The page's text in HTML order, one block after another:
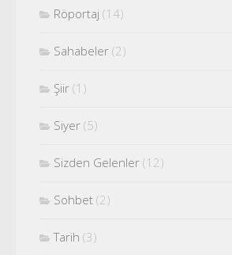
Röportaj (14)
Sahabeler (2)
Şiir (1)
Siyer (5)
Sizden Gelenler (12)
Sohbet (2)
Tarih (3)